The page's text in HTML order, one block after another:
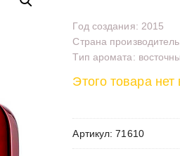
Год создания: 2015
Страна
Тип аромата:
Этого товара нет
Артикул:71610